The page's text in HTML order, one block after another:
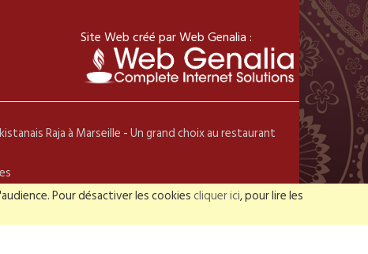
Pour désactiver les cookiescliquer ici, pour lire les
Site Web créé par Web Genalia :
Raja à Marseille-Un grand choix au restaurant